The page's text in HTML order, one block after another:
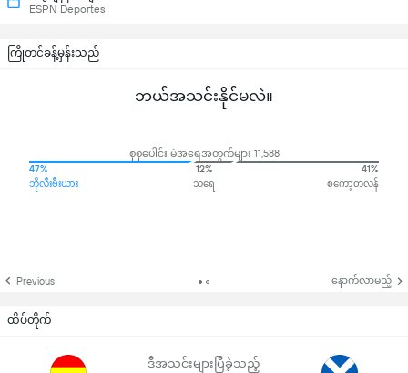
ESPN Deportes
ကြိုတင်ခန့်မှန်းသည်
ဘယ်အသင်းနိုင်မလဲ။
စုစုပေါင်း မဲအရေအတွက်များ 11,588
47%
ဘိုလီးဗီးယား
12%
သရေ
41%
စကော့တလန်
Previous နောက်လာမည့်
ထိပ်တိုက်
ဒီအသင်းများပြီခဲ့သည့်